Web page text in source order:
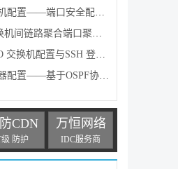
端口安全配置实验案例图文详
路聚合端口聚合实现方法详解
配置与SSH 登陆操作命令详解
基于OSPF协议的路由重分布配
CDN
级 防护
万恒网络
IDC服务商